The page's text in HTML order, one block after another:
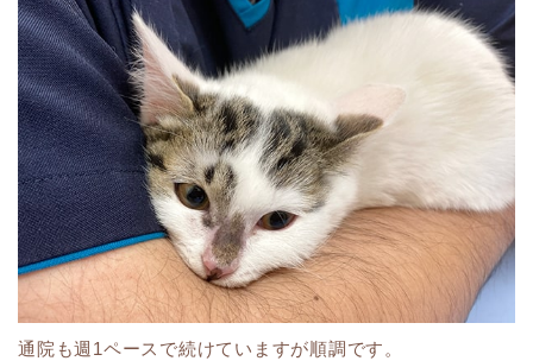
通院も週1ペースで続けていますが順調です。